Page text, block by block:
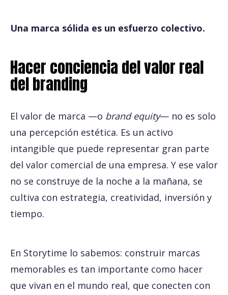
Una marca sólida es un esfuerzo colectivo.
Hacer conciencia del valor real
del branding
El valor de marca —o brand equity— no es solo
una percepción estética. Es un activo
intangible que puede representar gran parte
del valor comercial de una empresa. Y ese valor
no se construye de la noche a la mañana, se
cultiva con estrategia, creatividad, inversión y
tiempo.
En Storytime lo sabemos: construir marcas
memorables es tan importante como hacer
que vivan en el mundo real, que conecten con